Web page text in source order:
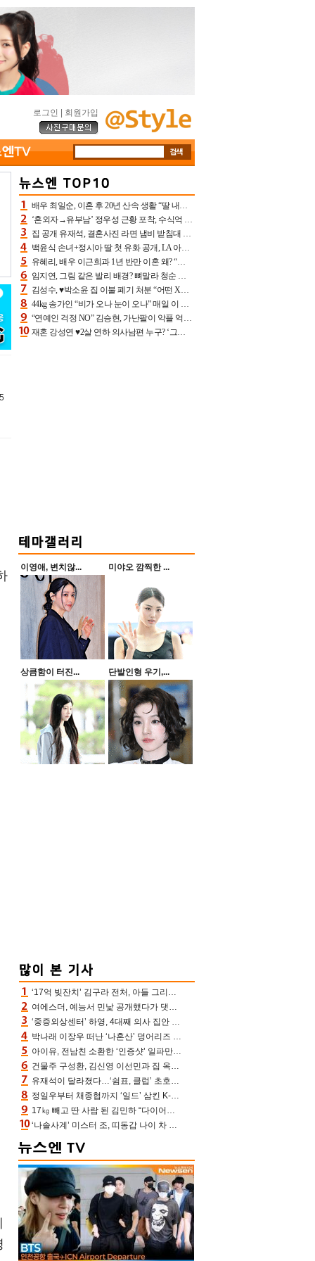
로그인 회원가입
배우 최일순, 이혼 후 20년 산속 생활 “딸 내가 버렸다고 원망‥맘 아파”(특종)[어제TV]
‘혼외자→유부남’ 정우성 근황 포착, 수식억 해킹 피해 후배 만났다 “존경하는”
집 공개 유재석, 결혼사진 라면 냄비 받침대 되고 분노‥가족사진도 피해(놀뭐)[어제TV]
백윤식 손녀+정시아 딸 첫 유화 공개, LA 아트쇼→서울국제조각페스타 작가다운 수준급 실력
유혜리, 배우 이근희과 1년 반만 이혼 왜? “식칼 꽂고 의자 던져” 충격 폭로(특종)[어제TV]
임지연, 그림 같은 발리 배경? 뼈말라 청순 비키니 핏에 상대 안 되네
김성수, ♥박소윤 집 이불 폐기 처분 “어떤 X이랑 썼을지 몰라” 질투(신랑수업2)[어제TV]
44kg 송가인 “비가 오나 눈이 오나” 매일 이 운동, 허벅지 근육량 상승+체지방 감소
“연예인 걱정 NO” 김승현, 가난팔이 악플 억울할만‥아내+딸과 日 여행
재혼 강성연 ♥2살 연하 의사남편 누구? ‘그알’ 자문의에 훈남 비주얼 초엘리트 스펙 [종합]
이영애, 변치않... 미야오 깜찍한 ...
상큼함이 터진... 단발인형 우기,...
‘17억 빚잔치’ 김구라 전처, 아들 그리는 “나 뿐인데” 친엄마 챙기는 효심 눈길
여에스더, 예능서 민낯 공개했다가 댓글에 충격 “눈 왜 저렇게 처졌냐고”(에스더TV)
‘중증외상센터’ 하영, 4대째 의사 집안 인증 “증조부, 고종 황제 진료”(옥문아)[어제TV]
박나래 이장우 떠난 ‘나혼산’ 덩어리즈 왔다, 1인 1케이크에 팜유 전현무 충격[어제TV]
아이유, 전남친 소환한 ‘인증샷’ 일파만파 속…남사친 변우석 선물도 남겼나 ‘훈훈’
건물주 구성환, 김신영 이선민과 집 옥상서 41만원 한우 파티 “화력이 성화봉송”(나혼산)
유재석이 달라졌다…‘쉼표, 클럽’ 초호화 코스에 주우재도 감탄 (놀면 뭐하니?)
정일우부터 채종협까지 ‘일드’ 삼킨 K-배우들의 매서운 돌풍
17㎏ 빼고 딴 사람 된 김민하 “다이어트 화제돼 깜짝, 이럴 일인가”(전현무계획4)[어제TV]
‘나솔사계’ 미스터 조, 띠동갑 나이 차 고백…3MC ‘말잇못’